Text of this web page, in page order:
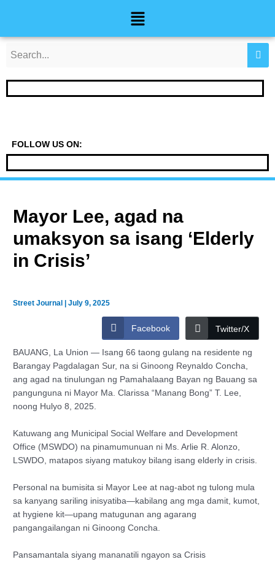
Menu
FOLLOW US ON:
Mayor Lee, agad na
umaksyon sa isang ‘Elderly
in Crisis’
Street Journal |July 9, 2025
Facebook Twitter/X
BAUANG, La Union — Isang 66 taong gulang na residente ng
Barangay Pagdalagan Sur, na si Ginoong Reynaldo Concha,
ang agad na tinulungan ng Pamahalaang Bayan ng Bauang sa
pangunguna ni Mayor Ma. Clarissa “Manang Bong” T. Lee,
noong Hulyo 8, 2025.
Katuwang ang Municipal Social Welfare and Development
Office (MSWDO) na pinamumunuan ni Ms. Arlie R. Alonzo,
LSWDO, matapos siyang matukoy bilang isang elderly in crisis.
Personal na bumisita si Mayor Lee at nag-abot ng tulong mula
sa kanyang sariling inisyatiba—kabilang ang mga damit, kumot,
at hygiene kit—upang matugunan ang agarang
pangangailangan ni Ginoong Concha.
Pansamantala siyang mananatili ngayon sa Crisis